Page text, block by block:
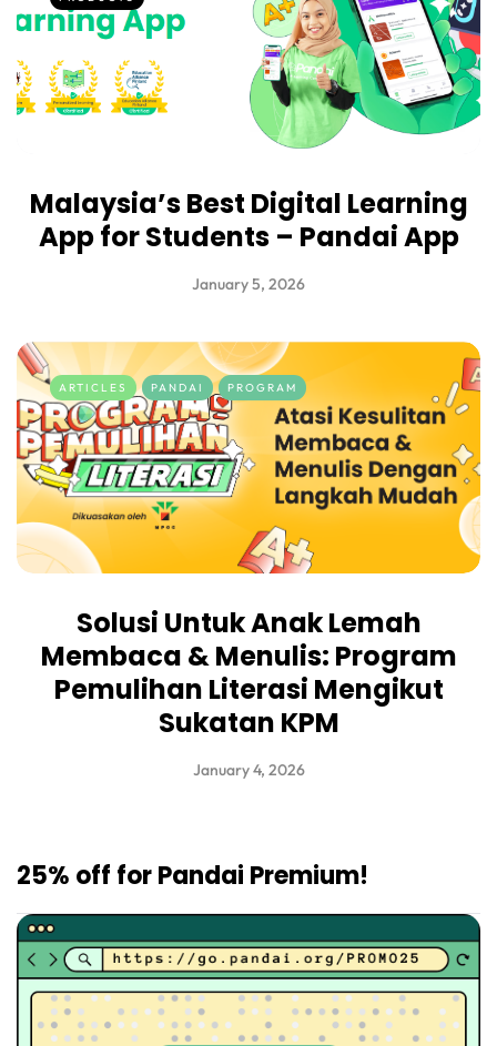
Malaysia’s Best Digital Learning
App for Students – Pandai App
January 5, 2026
ARTICLES PANDAI PROGRAM
Solusi Untuk Anak Lemah
Membaca & Menulis: Program
Pemulihan Literasi Mengikut
Sukatan KPM
January 4, 2026
25% off for Pandai Premium!